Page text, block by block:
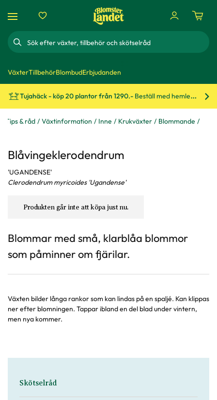
Sök
VäxterTillbehörBlombudErbjudanden
Tujahäck - köp 20 plantor från 1290.- Beställ med hemleverans!
Tips & råd Växtinformation Inne Krukväxter Blommande
Blåvingeklerodendrum
'UGANDENSE'
Clerodendrum myricoides 'Ugandense'
Produkten går inte att köpa just nu.
Blommar med små, klarblåa blommor
som påminner om fjärilar.
Växten bilder långa rankor som kan lindas på en spaljé. Kan klippas
ner efter blomningen. Tappar ibland en del blad under vintern,
men nya kommer.
Skötselråd